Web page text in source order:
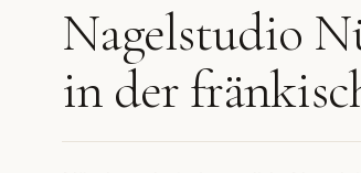
Nagelstudio
in der